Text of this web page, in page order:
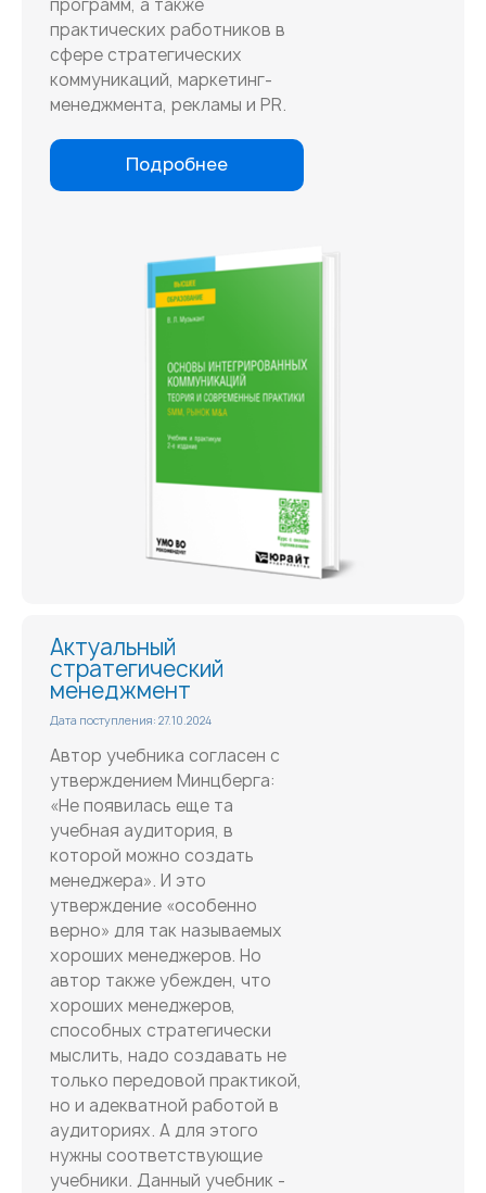
программ, а также
практических работников в
сфере стратегических
коммуникаций, маркетинг-
менеджмента, рекламы и PR.
Подробнее
Актуальный
стратегический
менеджмент
Дата поступления: 27.10.2024
Автор учебника согласен с
утверждением Минцберга:
«Не появилась еще та
учебная аудитория, в
которой можно создать
менеджера». И это
утверждение «особенно
верно» для так называемых
хороших менеджеров. Но
автор также убежден, что
хороших менеджеров,
способных стратегически
мыслить, надо создавать не
только передовой практикой,
но и адекватной работой в
аудиториях. А для этого
нужны соответствующие
учебники. Данный учебник -